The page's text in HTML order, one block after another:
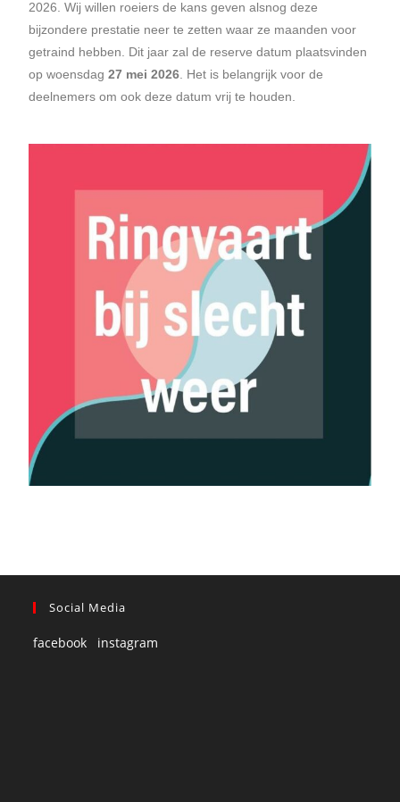
2026. Wij willen roeiers de kans geven alsnog deze
bijzondere prestatie neer te zetten waar ze maanden voor
getraind hebben. Dit jaar zal de reserve datum plaatsvinden
op woensdag27 mei 2026 . Het is belangrijk voor de
deelnemers om ook deze datum vrij te houden.
Social Media
facebook instagram